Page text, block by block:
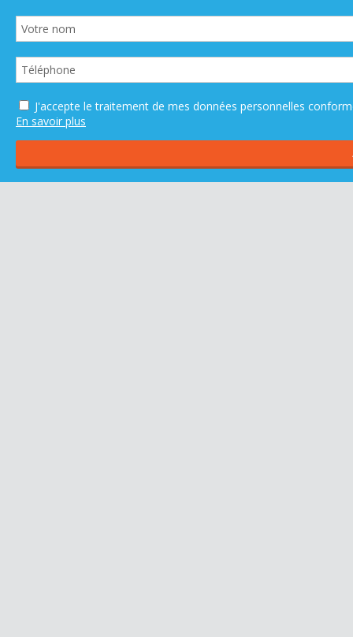
J'accepte le traitement de mes données personnelles
En savoir plus